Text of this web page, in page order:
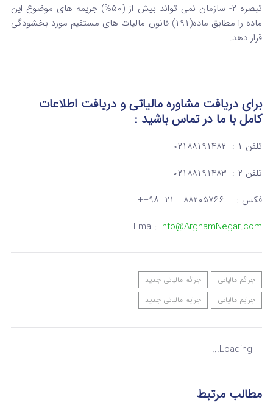
تبصره ۲- سازمان نمی تواند بیش از (۵۰%) جریمه های موضوع این
ماده را مطابق ماده(۱۹۱) قانون مالیات های مستقیم مورد بخشودگی
قرار دهد.
برای دریافت مشاوره مالیاتی و دریافت اطلاعات
کاملبا ما در تماسباشید :
تلفن ۱ : ۰۲۱۸۸۱۹۱۴۸۲
تلفن ۲ : ۰۲۱۸۸۱۹۱۴۸۳
فکس : ۸۸۲۰۵۷۶۶ ۲۱ ۹۸++
Email: Info@ArghamNegar.com
جرائم مالیاتی
جرائم مالیاتی جدید
جرایم مالیاتی
جرایم مالیاتی جدید
Loading...
مطالب مرتبط